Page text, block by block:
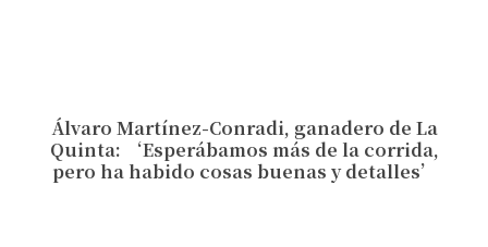
Álvaro Martínez-Conradi, ganadero de La
Quinta: ‘Esperábamos más de la corrida,
pero ha habido cosas buenas y detalles’